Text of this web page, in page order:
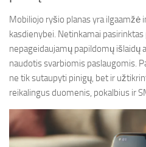
Mobiliojo ryšio planas yra ilgaamžė
kasdienybei. Netinkamai pasirinktas
nepageidaujamų papildomų išlaidų
naudotis svarbiomis paslaugomis.
ne tik sutaupyti pinigų, bet ir
reikalingus duomenis, pokalbius ir